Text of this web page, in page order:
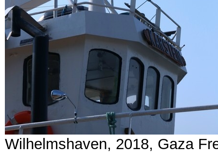
Wilhelmshaven, 2018, Gaza